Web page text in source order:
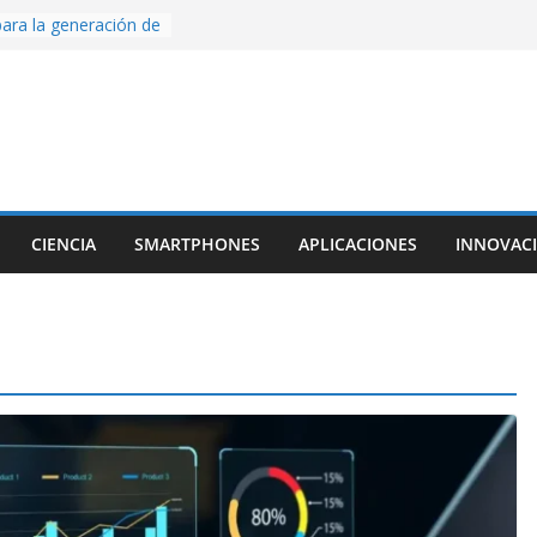
la generación de
con Inteligencia
una app
una
CIENCIA SMARTPHONES APLICACIONES